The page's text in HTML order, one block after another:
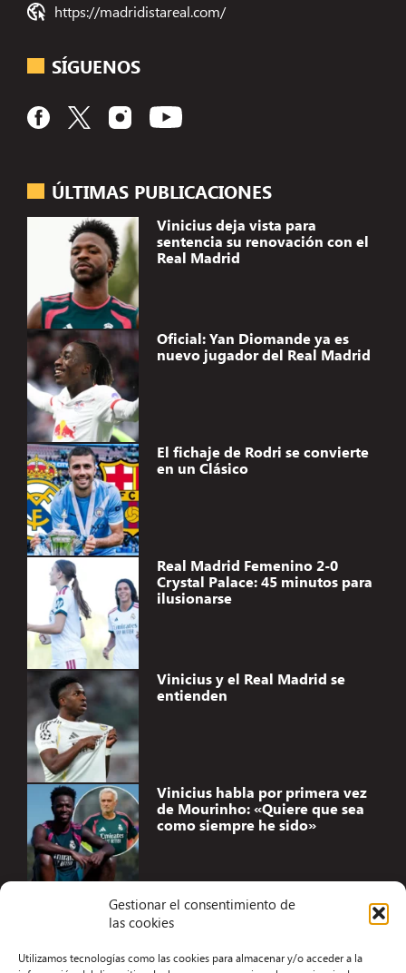
Gestionar el consentimiento de
las cookies
Utilizamos tecnologías como las cookies para almacenar y/o acceder a la
ÚLTIMAS PUBLICACIONES
Vinicius deja vista para
sentencia su renovación con el
Real Madrid
Oficial: Yan Diomande ya es
nuevo jugador del Real Madrid
El fichaje de Rodri se convierte
en un Clásico
Real Madrid Femenino 2-0
Crystal Palace: 45 minutos para
ilusionarse
Vinicius y el Real Madrid se
entienden
Vinicius habla por primera vez
de Mourinho: «Quiere que sea
como siempre he sido»
https://madridistareal.com/
SÍGUENOS
Aviso Legal